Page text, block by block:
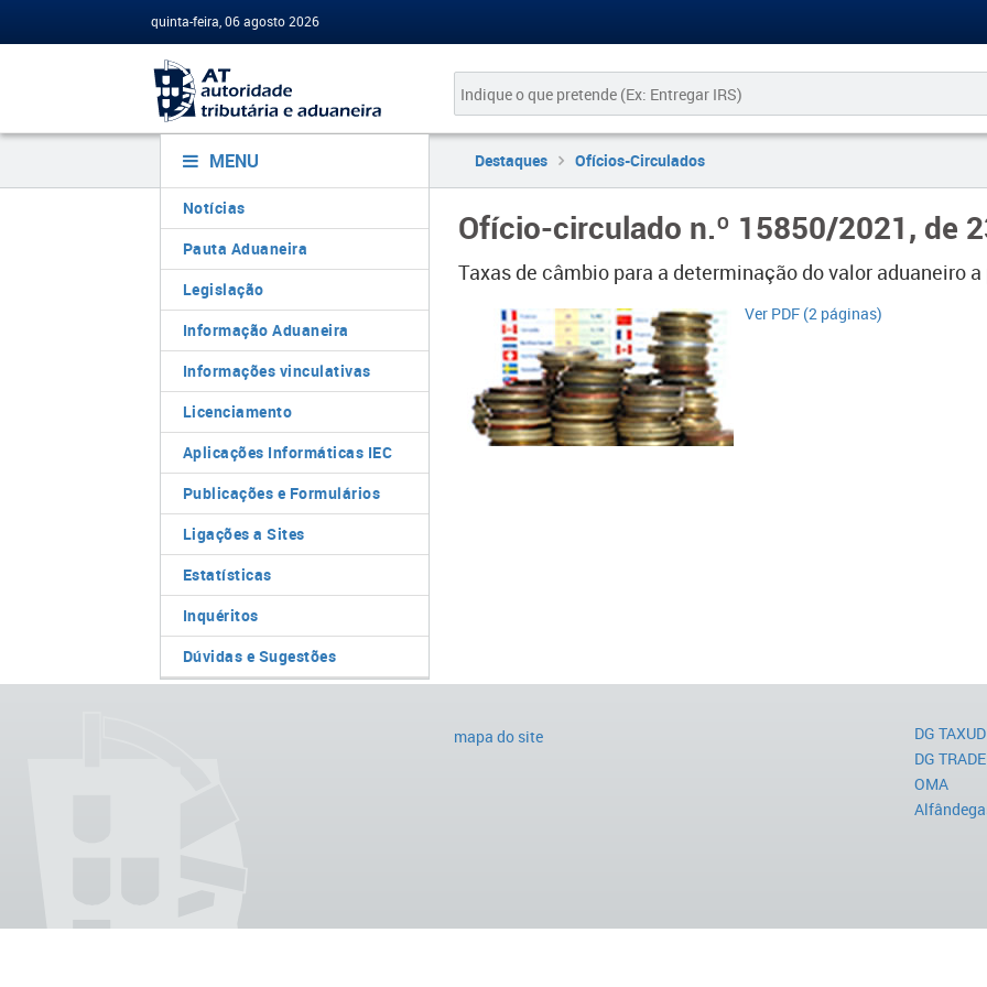
quinta-feira, 06 agosto 2026
MENU
Notícias
Pauta Aduaneira
Legislação
Informação Aduaneira
Informações vinculativas
Licenciamento
Aplicações Informáticas IEC
Publicações e Formulários
Ligações a Sites
Estatísticas
Inquéritos
Dúvidas e Sugestões
Destaques Ofícios-Circulados
Ofício-circulado n.º 15850/2021, de
Taxas de câmbio para a determinação do valor aduaneiro
Ver PDF (2 páginas)​
mapa do site
DG TAXUD
DG TRADE
OMA